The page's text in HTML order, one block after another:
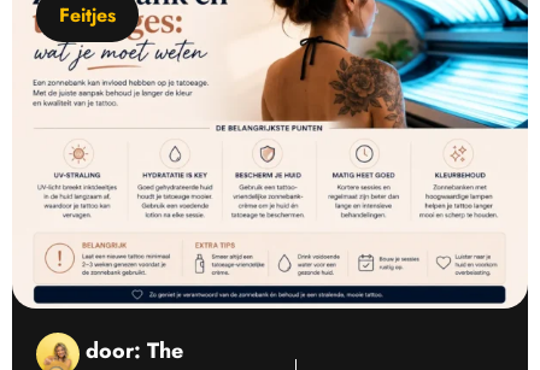
Feitjes
door: The